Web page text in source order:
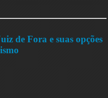
de Fora e suas opções